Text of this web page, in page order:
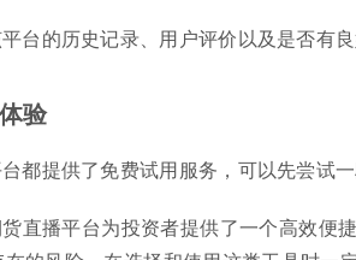
台的历史记录、用户评价以及是否有良
验
都提供了免费试用服务，可以先尝试
直播平台为投资者提供了一个高效便